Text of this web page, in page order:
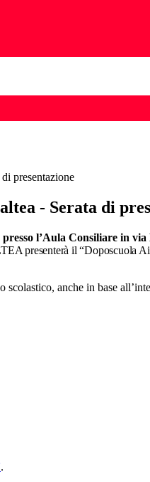
presentazione
- Serata di
l’Aula Consiliare in via
presenterà il “Doposcuola
anche in base
.